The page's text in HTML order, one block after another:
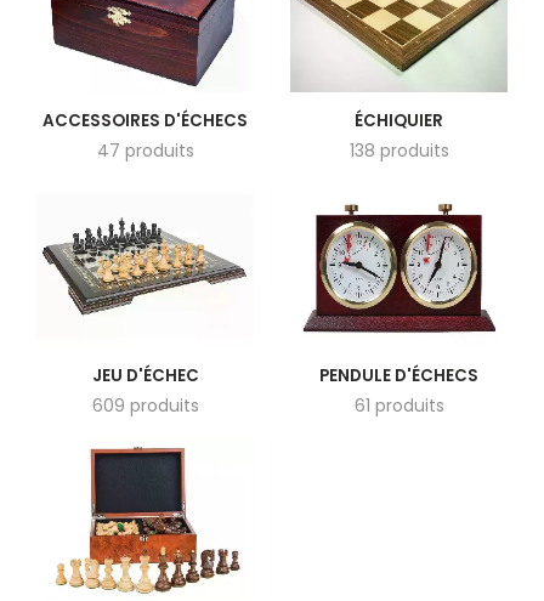
ACCESSOIRES D'ÉCHECS
47 produits
ÉCHIQUIER
138 produits
JEU D'ÉCHEC
609 produits
PENDULE D'ÉCHECS
61 produits